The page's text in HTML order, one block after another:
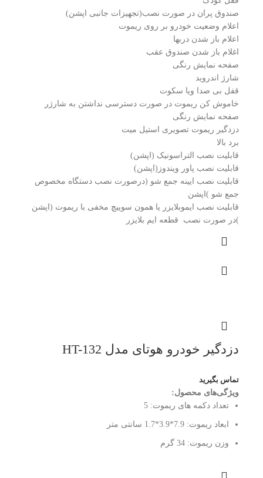
صندوق پران در صورت نصب(تجهیزات جانبی اپشن)
اعلام وضعیت خودرو بر روی ریموت
اعلام باز شدن دربها
اغلام باز شدن صندوق عقب
صفحه نمایش رنگی
شارژ اندروید
قفل بی صدا ویا سکوت
خاموش کن ریموت در صورت دسترسی نداشتن به شارژر
صفحه نمایش رنگی
دزدگیر ریموت تصویری استیل میت
برد بالا
قابلیت نصب التراسونیک (اپشن)
قابلیت نصب پاور ویندوز(اپشن)
قابلیت نصب ایینه جمع شو (درصورت نصب دستگاه مخصوص
جمع شو )اپشن
قابلیت نصب ایموبلایزر یا همون سوییچ مخفی با ریموت (اپشن
)در صورت نصب قطعه ایم بلایزر
دزدگیر خودرو هوتای مدل HT-132
تماس بگیرید
ویژگی‌های محصول:
تعداد دکمه های ریموت: 5
ابعاد ریموت: 7.9*3.9*1.7 سانتی متر
وزن ریموت: 34 گرم